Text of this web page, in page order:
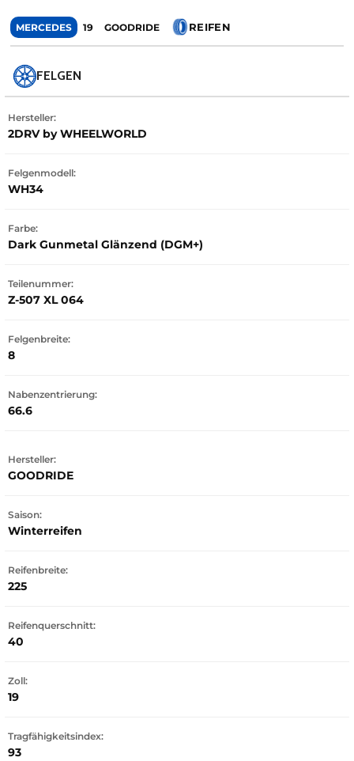
MERCEDES 19 GOODRIDE REIFEN
FELGEN
Hersteller:
2DRV by WHEELWORLD
Felgenmodell:
WH34
Farbe:
Dark Gunmetal Glänzend (DGM+)
Teilenummer:
Z-507 XL 064
Felgenbreite:
8
Nabenzentrierung:
66.6
Hersteller:
GOODRIDE
Saison:
Winterreifen
Reifenbreite:
225
Reifenquerschnitt:
40
Zoll:
19
Tragfähigkeitsindex:
93